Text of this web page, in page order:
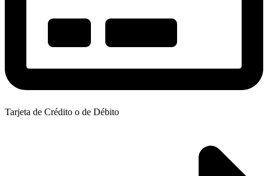
Tarjeta de Crédito o de Débito